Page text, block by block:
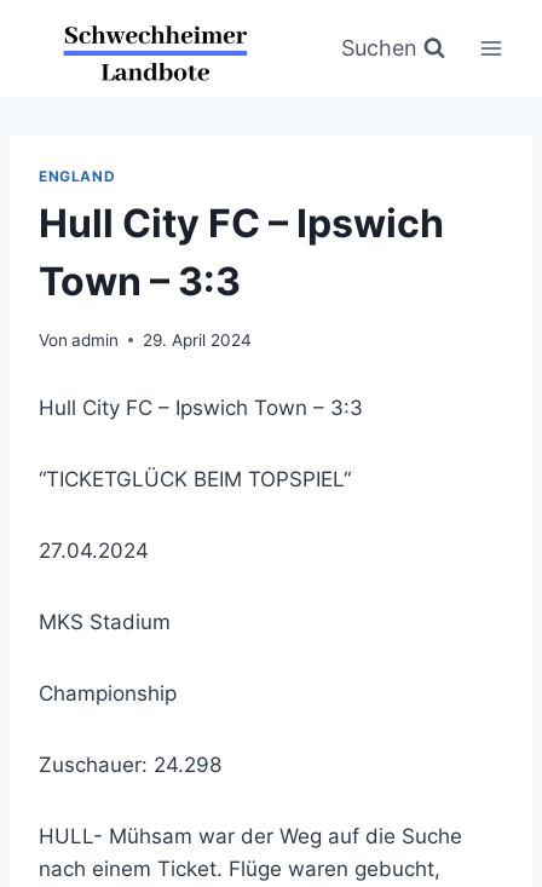
Suchen
ENGLAND
Hull City FC – Ipswich
Town – 3:3
Von admin 29. April 2024
Hull City FC – Ipswich Town – 3:3
“TICKETGLÜCK BEIM TOPSPIEL“
27.04.2024
MKS Stadium
Championship
Zuschauer: 24.298
HULL- Mühsam war der Weg auf die Suche
nach einem Ticket. Flüge waren gebucht,